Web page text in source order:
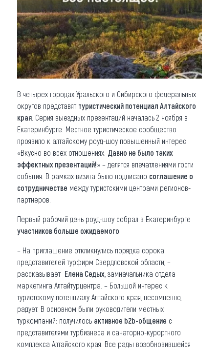
Коллекция впечатлений
Другие рубрики
В четырех городах Уральского и Сибирского федеральных
округов представят туристический потенциал Алтайского
края . Серия выездных презентаций началась 2 ноября в
Екатеринбурге. Местное туристическое сообщество
проявило к алтайскому роуд-шоу повышенный интерес.
«Вкусно во всех отношениях. Давно не было таких
эффектных презентаций!» – делятся впечатлениями гости
события. В рамках визита было подписано соглашение о
сотрудничестве между туристскими центрами регионов-
партнеров.
Первый рабочий день роуд-шоу собрал в Екатеринбурге
участников больше ожидаемого
– На приглашение откликнулись порядка сорока
представителей турфирм Свердловской области, –
рассказывает Елена Седых , замначальника отдела
маркетинга Алтайтурцентра. – Большой интерес к
туристскому потенциалу Алтайского края, несомненно,
радует. В основном были руководители местных
туркомпаний: получилось активное b2b-общение с
представителями турбизнеса и санаторно-курортного
комплекса Алтайского края. Все рады возобновившейся